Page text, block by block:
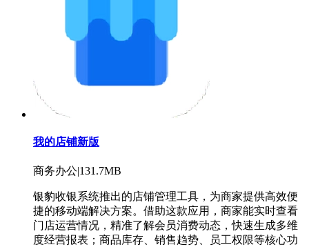
我的店铺新版
商务办公|131.7MB
银豹收银系统推出的店铺管理工具，为商家提供高效便
捷的移动端解决方案。借助这款应用，商家能实时查看
门店运营情况，精准了解会员消费动态，快速生成多维
度经营报表；商品库存、销售趋势、员工权限等核心功